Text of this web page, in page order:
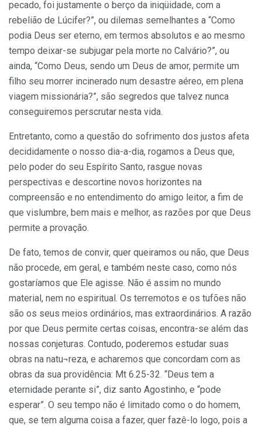
pecado, foi justamente o berço da iniqüidade, com a
rebelião de Lúcifer?”, ou dilemas semelhantes a “Como
podia Deus ser eterno, em termos absolutos e ao mesmo
tempo deixar-se subjugar pela morte no Calvário?”, ou
ainda, “Como Deus, sendo um Deus de amor, permite um
filho seu morrer incinerado num desastre aéreo, em plena
viagem missionária?”, são segredos que talvez nunca
conseguiremos perscrutar nesta vida.
Entretanto, como a questão do sofrimento dos justos afeta
decididamente o nosso dia-a-dia, rogamos a Deus que,
pelo poder do seu Espírito Santo, rasgue novas
perspectivas e descortine novos horizontes na
compreensão e no entendimento do amigo leitor, a fim de
que vislumbre, bem mais e melhor, as razões por que Deus
permite a provação.
De fato, temos de convir, quer queiramos ou não, que Deus
não procede, em geral, e também neste caso, como nós
gostaríamos que Ele agisse. Não é assim no mundo
material, nem no espiritual. Os terremotos e os tufões não
são os seus meios ordinários, mas extraordinários. A razão
por que Deus permite certas coisas, encontra-se além das
nossas conjeturas. Contudo, poderemos estudar suas
obras na natu¬reza, e acharemos que concordam com as
obras da sua providência: Mt 6.25-32. “Deus tem a
eternidade perante si”, diz santo Agostinho, e “pode
esperar”. O seu tempo não é limitado como o do homem,
que, se tem alguma coisa a fazer, quer fazê-lo logo, pois a